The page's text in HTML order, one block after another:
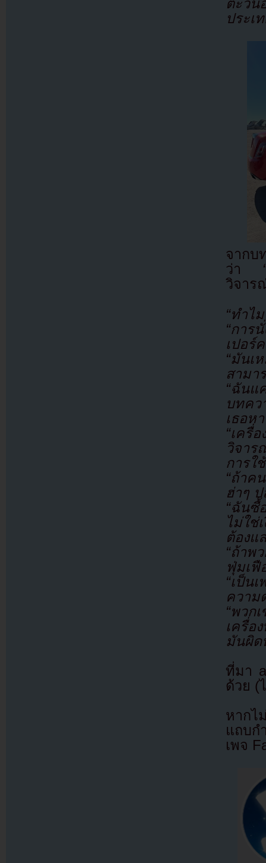
ตะวัน
ประเ
จากบ
ว่า
วิจาร
“ทำไ
“การ
เปอร์
“มันเ
สามา
“ฉันแ
บทคว
เธอห
“เครื่
วิจาร
การใ
“ถ้าค
ฮ่าๆ
“ฉันซื้
ไม่ใช่
ต้องแ
“ถ้าพ
ฟุ่มเฟื
“เป็น
ความ
“พวก
เครื่อ
มันผิด
ที่มา
ด้วย (
หากไ
แถบก
เพจ